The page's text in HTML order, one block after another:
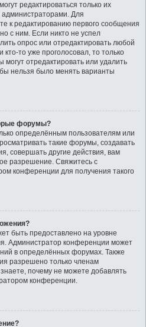
редактироваться только их
Для
к редактированию первого сообщения
с ним. Если никто не успел
опрос или отредактировать любой
то уже проголосовал, то только
отредактировать или удалить
нельзя было менять варианты
форумы?
определённым пользователям или
такие форумы, создавать
совершать другие действия, вам
разрешение. Свяжитесь с
конференции для получения такого
быть предоставлено на уровне
Администратор конференции может
в определённых форумах. Также
разрешено только членам
почему не можете добавлять
конференции.